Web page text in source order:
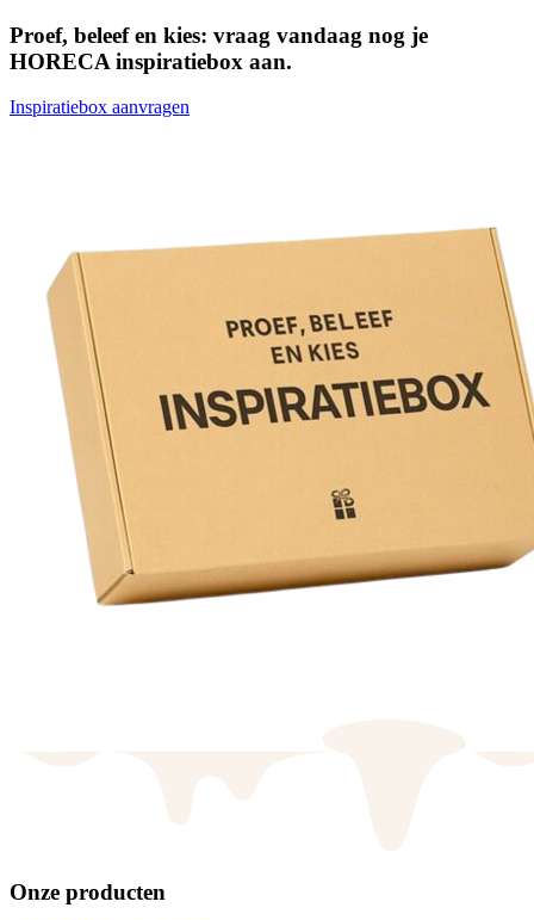
Proef, beleef en kies: vraag vandaag nog je
HORECA inspiratiebox aan.
Inspiratiebox aanvragen
Onze producten